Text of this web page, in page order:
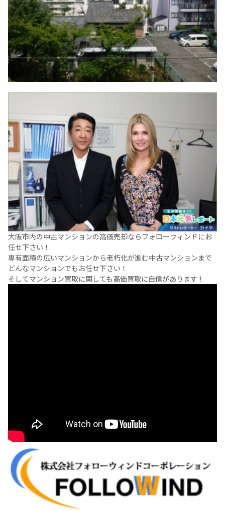
大阪市内の中古マンションの高価売却ならフォローウィンドにお
任せ下さい！
専有面積の広いマンションから老朽化が進む中古マンションまで
どんなマンションでもお任せ下さい！
そしてマンション買取に関しても高価買取に自信があります！